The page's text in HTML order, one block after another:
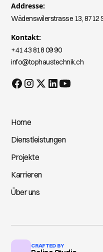
Addresse:
Wädenswilerstrasse 13, 8712
Kontakt:
+41 43 818 09 90
info@tophaustechnik.ch
Home
Dienstleistungen
Projekte
Karrieren
Über uns
CRAFTED BY